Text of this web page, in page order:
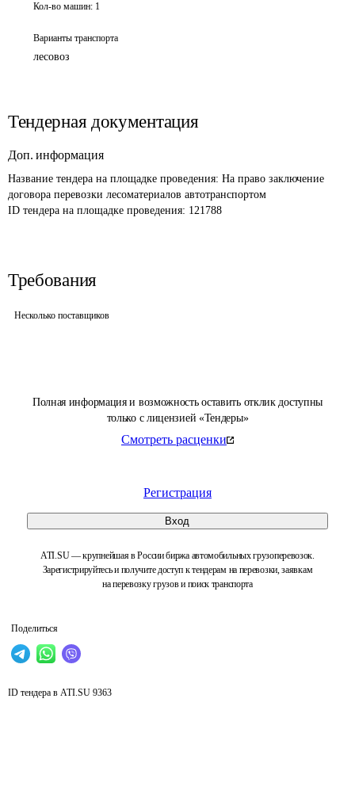
Полная информация и возможность оставить отклик доступны
только с лицензией «Тендеры»
Смотреть расценки
Регистрация
Вход
ATI.SU — крупнейшая в России биржа автомобильных грузоперевозок.
Зарегистрируйтесь и получите доступ к тендерам на перевозки, заявкам
на перевозку грузов и поиск транспорта
Поделиться
Кол-во машин: 1
Варианты транспорта
лесовоз
Тендерная документация
Доп. информация
Название тендера на площадке проведения: На право заключение
договора перевозки лесоматериалов автотранспортом
ID тендера на площадке проведения: 121788
Требования
Несколько поставщиков
ID тендера в ATI.SU 9363